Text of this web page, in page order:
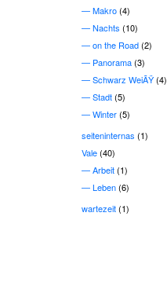
Makro(4)
Nachts (10)
on the Road(2)
Panorama(3)
Schwarz WeiÃŸ(4)
Stadt(5)
Winter(5)
seiteninternas (1)
Vale(40)
Arbeit(1)
Leben(6)
wartezeit(1)